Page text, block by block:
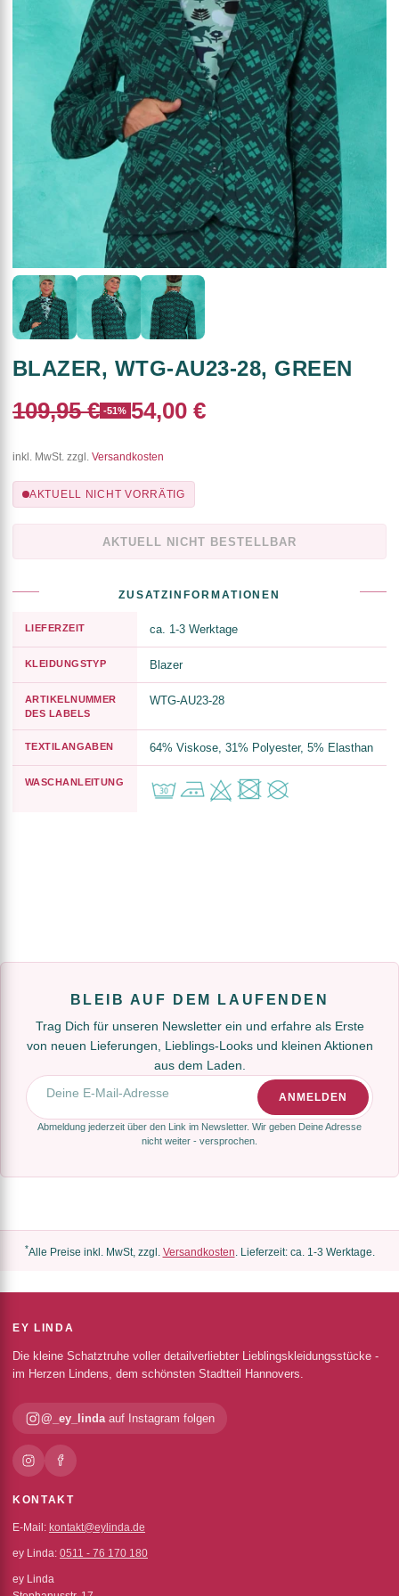
BLAZER, WTG-AU23-28, GREEN
109,95 € -51% 54,00 €
inkl. MwSt. zzgl. Versandkosten
AKTUELL NICHT VORRÄTIG
AKTUELL NICHT BESTELLBAR
ZUSATZINFORMATIONEN
LIEFERZEIT ca. 1-3 Werktage
KLEIDUNGSTYP Blazer
ARTIKELNUMMER
DES LABELS
WTG-AU23-28
TEXTILANGABEN 64% Viskose, 31% Polyester, 5% Elasthan
WASCHANLEITUNG
BLEIB AUF DEM LAUFENDEN
Trag Dich für unseren Newsletter ein und erfahre als Erste
von neuen Lieferungen, Lieblings-Looks und kleinen Aktionen
aus dem Laden.
E-Mail-Adresse
ANMELDEN
Abmeldung jederzeit über den Link im Newsletter. Wir geben Deine Adresse
nicht weiter - versprochen.
*Alle Preise inkl. MwSt, zzgl. Versandkosten. Lieferzeit: ca. 1-3 Werktage.
EY LINDA
Die kleine Schatztruhe voller detailverliebter Lieblingskleidungsstücke -
im Herzen Lindens, dem schönsten Stadtteil Hannovers.
@_ey_lindaauf Instagram folgen
KONTAKT
E-Mail: kontakt@eylinda.de
ey Linda: 0511 - 76 170 180
ey Linda